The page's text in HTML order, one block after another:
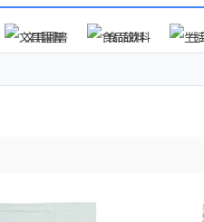
文具圖書 食品飲料 生